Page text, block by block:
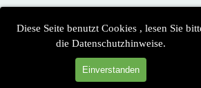
Diese Seite benutzt Cookies , lesen Sie
die Datenschutzhinweise.
Einverstanden
Direkt zum Seiteninhalt